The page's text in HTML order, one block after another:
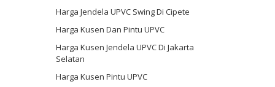
Harga Jendela UPVC Swing Di Cipete
Harga Kusen Dan Pintu UPVC
Harga Kusen Jendela UPVC Di Jakarta
Selatan
Harga Kusen Pintu UPVC